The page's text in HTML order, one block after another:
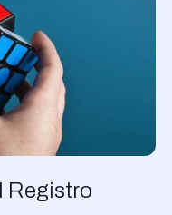
Registro